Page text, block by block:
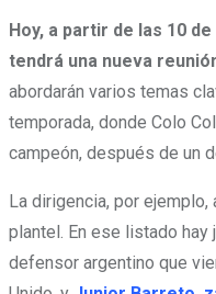
Hoy, a partir de las 10
tendrá una nueva
abordarán varios temas
temporada, donde Colo
campeón, después de un
La dirigencia, por
plantel. En ese listado hay
defensor argentino que